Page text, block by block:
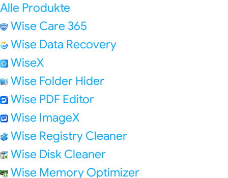
Alle Produkte
Wise Care 365
Wise Data Recovery
WiseX
Wise Folder Hider
Wise PDF Editor
Wise ImageX
Wise Registry Cleaner
Wise Disk Cleaner
Wise Memory Optimizer